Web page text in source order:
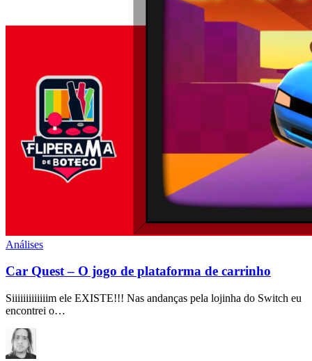
Análises
Car Quest – O jogo de plataforma de carrinho
Siiiiiiiiiiiiim ele EXISTE!!! Nas andanças pela lojinha do Switch eu
encontrei o…